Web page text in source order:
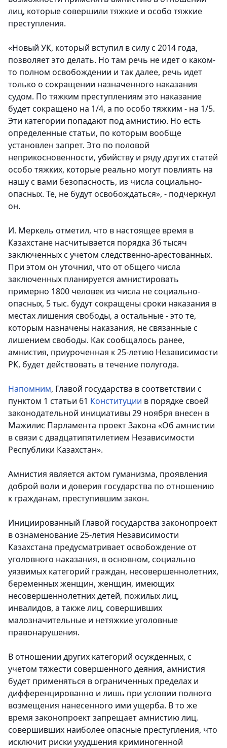
лиц, которые совершили тяжкие и особо тяжкие
преступления.
«Новый УК, который вступил в силу с 2014 года,
позволяет это делать. Но там речь не идет о каком-
то полном освобождении и так далее, речь идет
только о сокращении назначенного наказания
судом. По тяжким преступлениям это наказание
будет сокращено на 1/4, а по особо тяжким - на 1/5.
Эти категории попадают под амнистию. Но есть
определенные статьи, по которым вообще
установлен запрет. Это по половой
неприкосновенности, убийству и ряду других статей
особо тяжких, которые реально могут повлиять на
нашу с вами безопасность, из числа социально-
опасных. Те, не будут освобождаться», - подчеркнул
он.
И. Меркель отметил, что в настоящее время в
Казахстане насчитывается порядка 36 тысяч
заключенных с учетом следственно-арестованных.
При этом он уточнил, что от общего числа
заключенных планируется амнистировать
примерно 1800 человек из числа не социально-
опасных, 5 тыс. будут сокращены сроки наказания в
местах лишения свободы, а остальные - это те,
которым назначены наказания, не связанные с
лишением свободы. Как сообщалось ранее,
амнистия, приуроченная к 25-летию Независимости
РК, будет действовать в течение полугода.
Напомним, Главой государства в соответствии с
пунктом 1 статьи 61 Конституции в порядке своей
законодательной инициативы 29 ноября внесен в
Мажилис Парламента проект Закона «Об амнистии
в связи с двадцатипятилетием Независимости
Республики Казахстан».
Амнистия является актом гуманизма, проявления
доброй воли и доверия государства по отношению
к гражданам, преступившим закон.
Инициированный Главой государства законопроект
в ознаменование 25-летия Независимости
Казахстана предусматривает освобождение от
уголовного наказания, в основном, социально
уязвимых категорий граждан, несовершеннолетних,
беременных женщин, женщин, имеющих
несовершеннолетних детей, пожилых лиц,
инвалидов, а также лиц, совершивших
малозначительные и нетяжкие уголовные
правонарушения.
В отношении других категорий осужденных, с
учетом тяжести совершенного деяния, амнистия
будет применяться в ограниченных пределах и
дифференцированно и лишь при условии полного
возмещения нанесенного ими ущерба. В то же
время законопроект запрещает амнистию лиц,
совершивших наиболее опасные преступления, что
исключит риски ухудшения криминогенной